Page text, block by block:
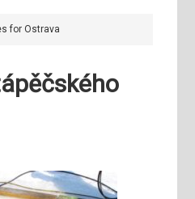
for Ostrava